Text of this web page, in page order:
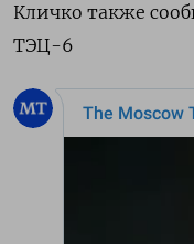
Кличко также
ТЭЦ-6